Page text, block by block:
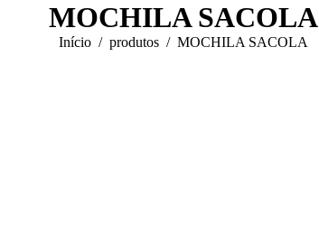
MOCHILA SACOLA
Você está aqui:
Início produtos MOCHILA SACOLA